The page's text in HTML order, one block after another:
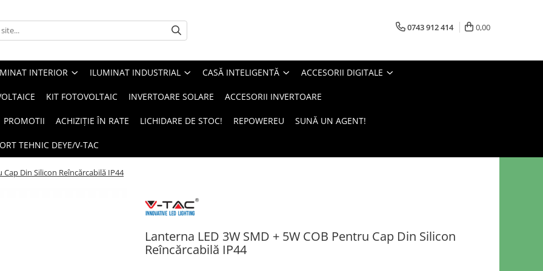
0743 912 414 0,00
INTERIOR ILUMINAT INDUSTRIAL CASĂ INTELIGENTĂ ACCESORII DIGITALE
KIT FOTOVOLTAIC INVERTOARE SOLARE ACCESORII INVERTOARE
PROMOTII ACHIZIȚIE ÎN RATE LICHIDARE DE STOC! REPOWEREU SUNĂ UN AGENT!
TEHNIC DEYE/V-TAC
Cap Din Silicon Reîncărcabilă IP44
Lanterna LED 3W SMD + 5W COB Pentru Cap Din Silicon
Reîncărcabilă IP44